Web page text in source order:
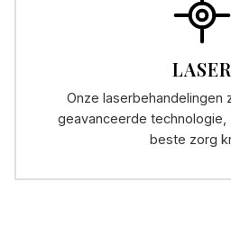
LASER
Onze laserbehandelingen
geavanceerde
beste zorg